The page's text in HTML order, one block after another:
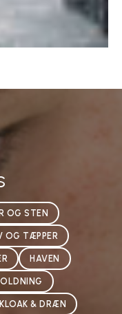
OG STEN
OG TÆPPER
HAVEN
KLOAK & DRÆN